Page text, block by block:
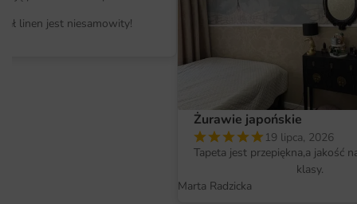
stylami aranżacji wnętrz, od klasycznego po nowoczesny.
Dodatkowo, jeśli poszukujesz innych inspiracji do
, które w
ciekawy sposób uzupełnią przestrzeń.
Plakat Jezus i Piotr wykonany jest z wysokiej jakości
materiałów, które zapewniają trwałość i estetyczny
wygląd. Druk odbywa się przy użyciu nowoczesnych
technologii, co gwarantuje wyrazistość kolorów oraz
linen jest niesamowity!
Żurawie japońskie
19 lipca, 2026
Tapeta jest przepiękna,a jakość
klasy.
Marta Radzicka